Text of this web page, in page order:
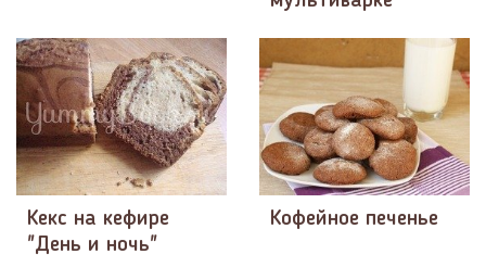
Кекс на кефире
"День и ночь"
Кофейное печенье